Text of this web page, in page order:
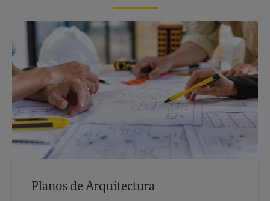
Planos de Arquitectura